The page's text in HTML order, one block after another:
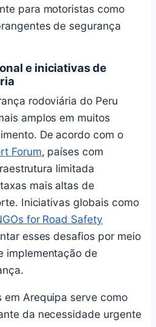
para motoristas como
de segurança
e iniciativas de
rodoviária do Peru
amplos em muitos
De acordo com o
Forum, países com
limitada
mais altas de
Iniciativas globais como
for Road Safety
esses desafios por meio
implementação de
em Arequipa serve como
da necessidade urgente